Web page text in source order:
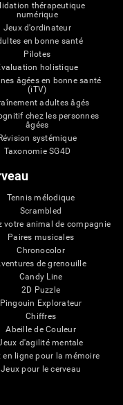
thérapeutique
numérique
Jeux d'ordinateur
en bonne santé
Pilotes
holistique
âgées en bonne santé
(iTV)
adultes âgés
chez les personnes
âgées
Révision systémique
Taxonomie SG4D
Tennis mélodique
Scrambled
votre animal de compagnie
Paires musicales
Chronocolor
de grenouille
Candy Line
2D Puzzle
Pingouin Explorateur
Chiffres
Abeille de Couleur
d'agilité mentale
en ligne pour la mémoire
Jeux pour le cerveau